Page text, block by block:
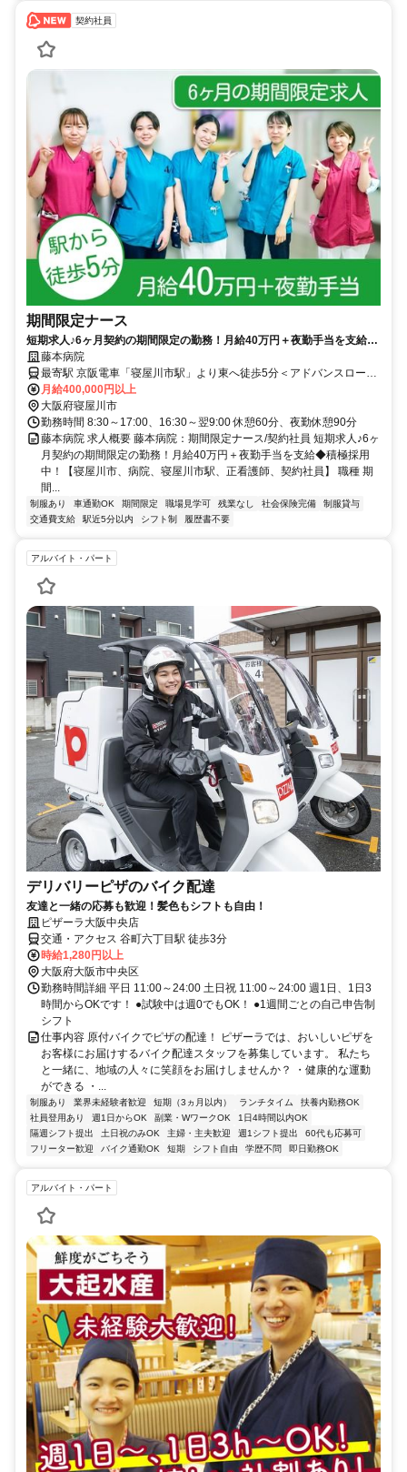
契約社員
期間限定ナース
短期求人♪6ヶ月契約の期間限定の勤務！月給40万円＋夜勤手当を支給◆
積極採用中！【寝屋川市、病院、寝屋川市駅、正看護師、契約社員】
藤本病院
最寄駅 京阪電車「寝屋川市駅」より東へ徒歩5分＜アドバンスロード
商店街沿い＞、または、 京阪バス≪八坂本通≫下車すぐ目の前、ま
たは、京阪バス≪八坂神社前≫下車徒歩2分
月給400,000円以上
大阪府寝屋川市
勤務時間 8:30～17:00、16:30～翌9:00 休憩60分、夜勤休憩90分
藤本病院 求人概要 藤本病院：期間限定ナース/契約社員 短期求人♪6ヶ
月契約の期間限定の勤務！月給40万円＋夜勤手当を支給◆積極採用
中！【寝屋川市、病院、寝屋川市駅、正看護師、契約社員】 職種 期
間...
制服あり 車通勤OK 期間限定 職場見学可 残業なし 社会保険完備
制服貸与
交通費支給
駅近5分以内 シフト制 履歴書不要
アルバイト・パート
デリバリーピザのバイク配達
友達と一緒の応募も歓迎！髪色もシフトも自由！
ピザーラ大阪中央店
交通・アクセス 谷町六丁目駅 徒歩3分
時給1,280円以上
大阪府大阪市中央区
勤務時間詳細 平日 11:00～24:00 土日祝 11:00～24:00 週1日、1日3
時間からOKです！ ●試験中は週0でもOK！ ●1週間ごとの自己申告制
シフト
仕事内容 原付バイクでピザの配達！ ピザーラでは、おいしいピザを
お客様にお届けするバイク配達スタッフを募集しています。 私たち
と一緒に、地域の人々に笑顔をお届けしませんか？ ・健康的な運動
ができる ・...
制服あり 業界未経験者歓迎 短期（3ヵ月以内） ランチタイム
扶養内勤務OK
社員登用あり
週1日からOK 副業・WワークOK
1日4時間以内OK
隔週シフト提出
土日祝のみOK 主婦・主夫歓迎 週1シフト提出
60代も応募可
フリーター歓迎
バイク通勤OK 短期 シフト自由 学歴不問 即日勤務OK
アルバイト・パート